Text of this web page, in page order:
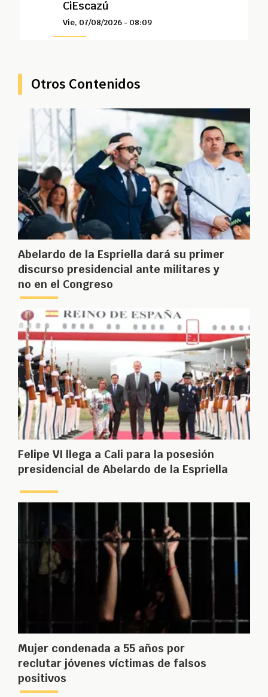
CiEscazú
Vie, 07/08/2026 - 08:09
Otros Contenidos
Abelardo de la Espriella dará su primer
discurso presidencial ante militares y
no en el Congreso
Felipe VI llega a Cali para la posesión
presidencial de Abelardo de la Espriella
Mujer condenada a 55 años por
reclutar jóvenes víctimas de falsos
positivos